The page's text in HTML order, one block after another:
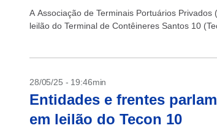
A Associação de Terminais Portuários
leilão do Terminal de Contêineres Santos 10
28/05/25 - 19:46min
Entidades e frentes
em leilão do Tecon 10